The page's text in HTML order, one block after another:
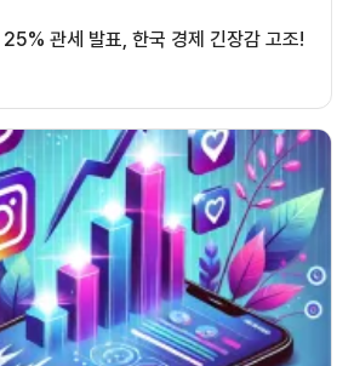
관세 발표, 한국 경제 긴장감 고조!